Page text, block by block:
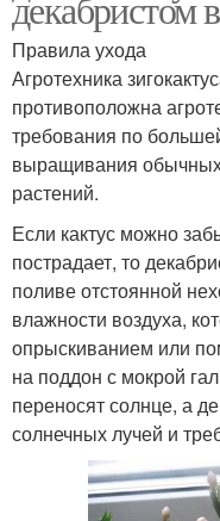
Правила ухода
Агротехника
противоположна
требования по
выращивания
растений.
Если кактус можно
пострадает, то
поливе отстоянной
влажности воздуха,
опрыскиванием или
на поддон с мокрой
переносят солнце, а
солнечных лучей и